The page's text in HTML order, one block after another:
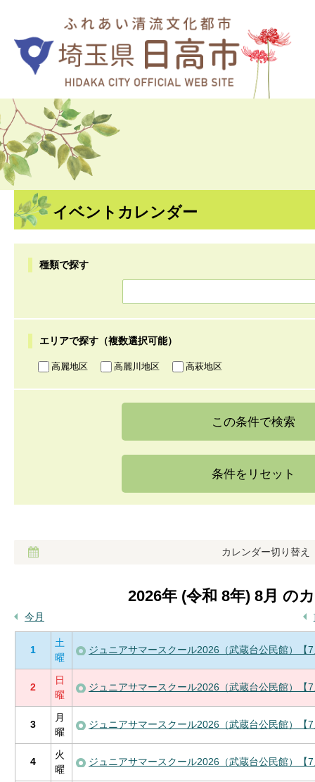
イベントカレンダー
種類で探す
エリアで探す（複数選択可能）
高麗地区 高麗川地区 高萩地区
カレンダー切り替え
2026年 (令和 8年) 8月 の
今月
1
土
曜
ジュニアサマースクール2026（武蔵台公民館）【
2
日
曜
ジュニアサマースクール2026（武蔵台公民館）【
3
月
曜
ジュニアサマースクール2026（武蔵台公民館）【
4
火
曜
ジュニアサマースクール2026（武蔵台公民館）【